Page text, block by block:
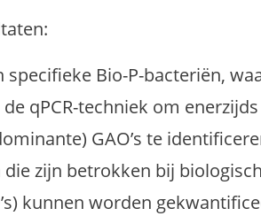
specifieke Bio-P-bacteriën,
qPCR-techniek om enerzijds
GAO’s te
zijn betrokken bij
kunnen worden